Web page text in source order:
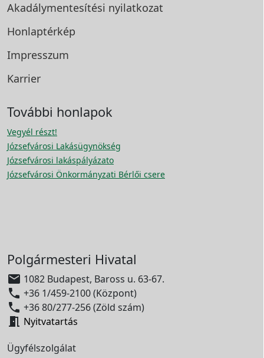
Akadálymentesítési nyilatkozat
Honlaptérkép
Impresszum
Karrier
További honlapok
Vegyél részt!
Józsefvárosi Lakásügynökség
Józsefvárosi lakáspályázato
Józsefvárosi Önkormányzati Bérlői csere
Polgármesteri Hivatal
 1082 Budapest, Baross u. 63-67.
 +36 1/459-2100 (Központ)
 +36 80/277-256 (Zöld szám)
 Nyitvatartás
Ügyfélszolgálat